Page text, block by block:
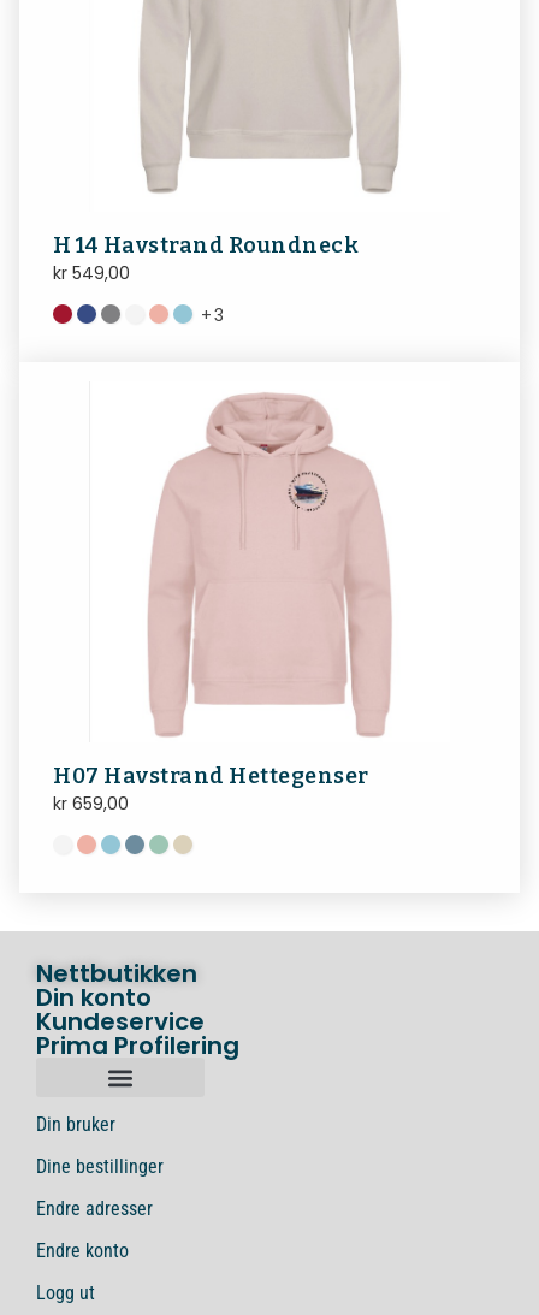
H 14 Havstrand Roundneck
kr 549,00
+3
H07 Havstrand Hettegenser
kr 659,00
Nettbutikken
Din konto
Kundeservice
Prima Profilering
Din bruker
Dine bestillinger
Endre adresser
Endre konto
Logg ut